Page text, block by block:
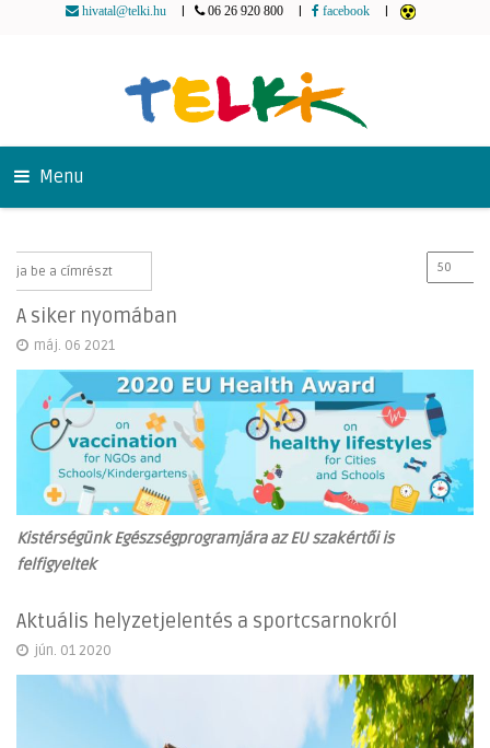
hivatal@telki.hu 06 26 920 800 facebook
Menu
A siker nyomában
máj. 06 2021
Kistérségünk Egészségprogramjára az EU szakértői is
felfigyeltek
Aktuális helyzetjelentés a sportcsarnokról
jún. 01 2020